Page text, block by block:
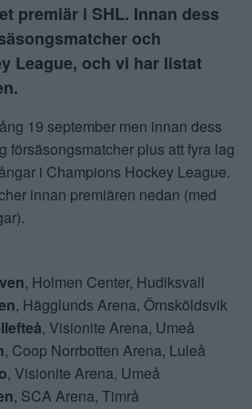
premiär i SHL. Innan dess
och
League, och vi har listat
19 september men innan dess
försäsongsmatcher plus att fyra lag
i Champions Hockey League.
innan premiären nedan (med
, Holmen Center, Hudiksvall
, Hägglunds Arena, Örnsköldsvik
, Visionite Arena, Umeå
, Coop Norrbotten Arena, Luleå
, Visionite Arena, Umeå
, SCA Arena, Timrå